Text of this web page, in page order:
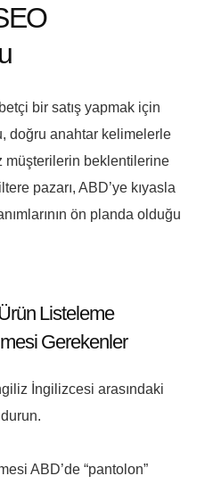
bir satış yapmak için
doğru anahtar kelimelerle
müşterilerin beklentilerine
pazarı, ABD’ye kıyasla
ön planda olduğu
Listeleme
Gerekenler
İngilizcesi arasındaki
ABD’de “pantolon”